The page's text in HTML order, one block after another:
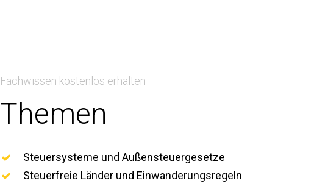
Fachwissen kostenlos erhalten
Themen
Steuersysteme und Außensteuergesetze
Steuerfreie Länder und Einwanderungsregeln